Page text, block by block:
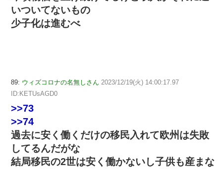
いついてないもの
少子化は進むべ
89: ウィズコロナの名無しさん 2023/12/19(火) 14:00:17.97
ID:KETUsAGD0
>>73
>>74
過去に安く働くだけの移民入れて欧州は失敗
してるんだがな
結局移民の2世は安く働かないし子供も産まな